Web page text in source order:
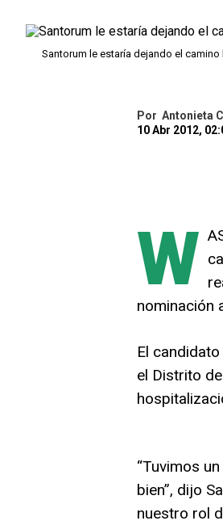
Santorum le estaría dejando el camino
Por Antonieta
10 Abr 2012,
W
nominación
El
el Distrito
“Tuvimos
bien”, dijo
nuestro rol